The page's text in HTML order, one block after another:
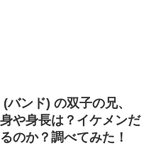
バンド) の双子の兄、
や身長は？イケメンだ
のか？調べてみた！